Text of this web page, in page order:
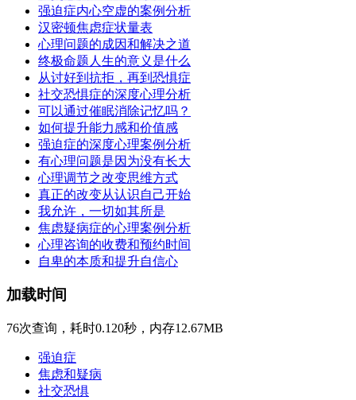
强迫症内心空虚的案例分析
汉密顿焦虑症状量表
心理问题的成因和解决之道
终极命题人生的意义是什么
从讨好到抗拒，再到恐惧症
社交恐惧症的深度心理分析
可以通过催眠消除记忆吗？
如何提升能力感和价值感
强迫症的深度心理案例分析
有心理问题是因为没有长大
心理调节之改变思维方式
真正的改变从认识自己开始
我允许，一切如其所是
焦虑疑病症的心理案例分析
心理咨询的收费和预约时间
自卑的本质和提升自信心
加载时间
76次查询，耗时0.120秒，内存12.67MB
强迫症
焦虑和疑病
社交恐惧